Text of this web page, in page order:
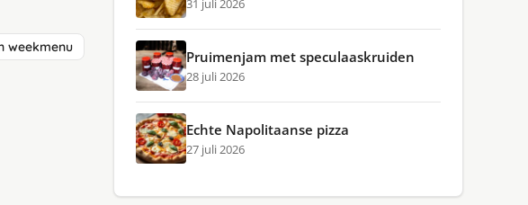
weekmenu
31 juli 2026
Pruimenjam met speculaaskruiden
28 juli 2026
Echte Napolitaanse pizza
27 juli 2026